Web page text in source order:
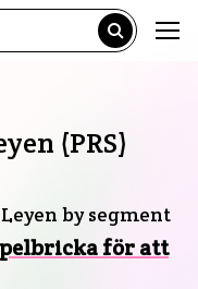
(PRS)
by segment
för att